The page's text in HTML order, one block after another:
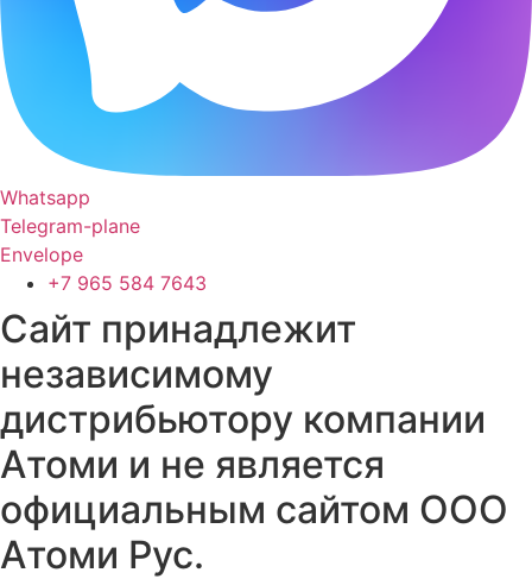
Whatsapp
Telegram-plane
Envelope
+7 965 584 7643
Сайт принадлежит
независимому
дистрибьютору компании
Атоми и не является
официальным сайтом ООО
Атоми Рус.